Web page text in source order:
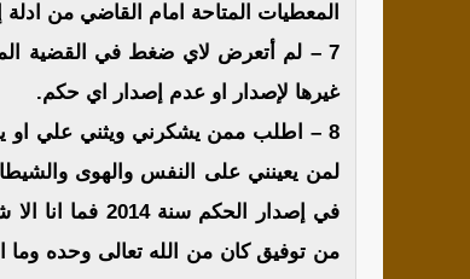
المعطيات المتاحة امام القاضي من
7 – لم أتعرض لاي ضغط في القضية
غيرها لإصدار او عدم إصدار اي حكم.
8 – اطلب ممن يشكرني ويثني علي او
لمن يعينني على النفس والهوى
في إصدار
من توفيق كان من الله تعالى وحده